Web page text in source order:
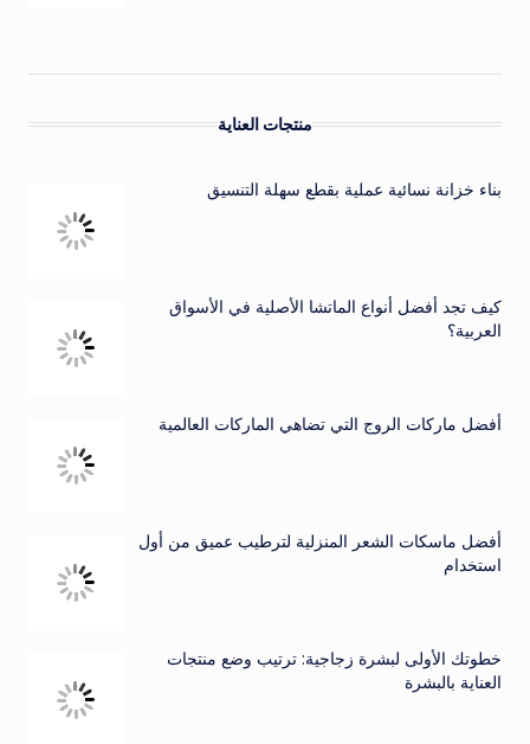
منتجات العناية
بناء خزانة نسائية عملية بقطع سهلة التنسيق
كيف تجد أفضل أنواع الماتشا الأصلية في الأسواق
العربية؟
أفضل ماركات الروج التي تضاهي الماركات العالمية
أفضل ماسكات الشعر المنزلية لترطيب عميق من أول
استخدام
خطوتك الأولى لبشرة زجاجية: ترتيب وضع منتجات
العناية بالبشرة